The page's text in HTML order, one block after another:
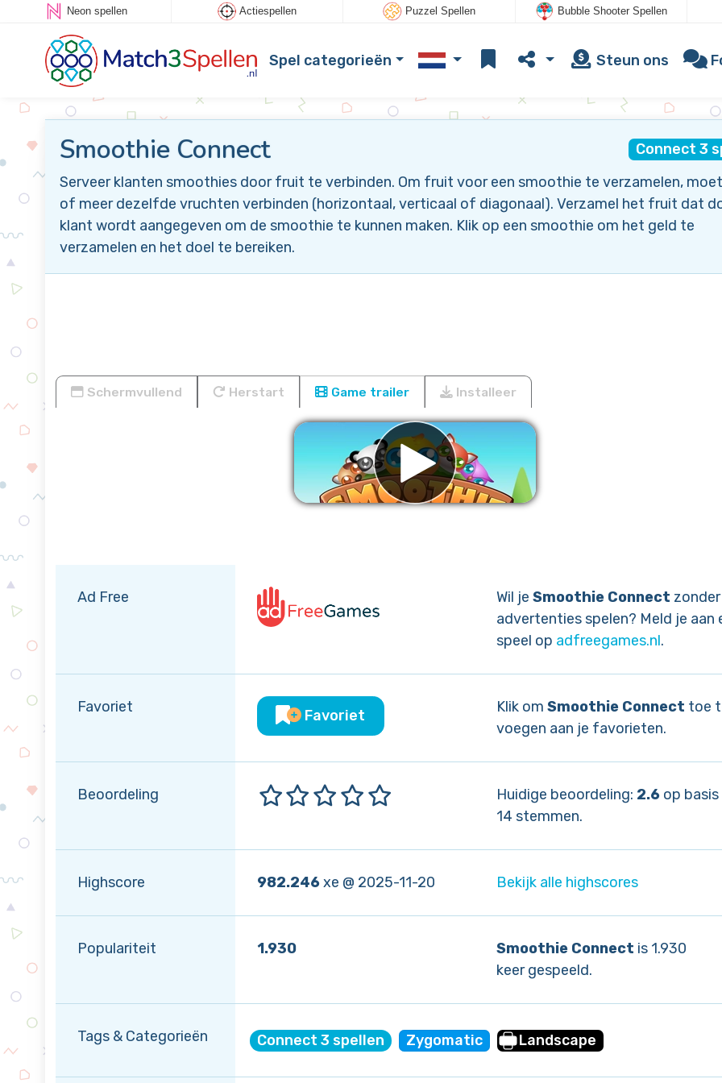
Neon spellen Actiespellen Puzzel Spellen Bubble Shooter Spellen
Spel categorieën Steun ons
Connect 3
Smoothie Connect
Serveer klanten smoothies door fruit te verbinden. Om fruit voor een smoothie te verzamelen,
of meer dezelfde vruchten verbinden (horizontaal, verticaal of diagonaal). Verzamel het fruit dat
klant wordt aangegeven om de smoothie te kunnen maken. Klik op een smoothie om het geld te
verzamelen en het doel te bereiken.
Schermvullend Herstart Game trailer Installeer
Ad Free Wil je Smoothie Connect zonder
advertenties spelen? Meld je aan
speel op adfreegames.nl.
Favoriet
Favoriet
Klik om Smoothie Connect toe
voegen aan je favorieten.
Beoordeling Huidige beoordeling: 2.6op basis
14 stemmen.
Highscore 982.246xe @ 2025-11-20 Bekijk alle highscores
Populariteit 1.930 Smoothie Connect is 1.930
keer gespeeld.
Tags & Categorieën Connect 3 spellen Zygomatic Landscape